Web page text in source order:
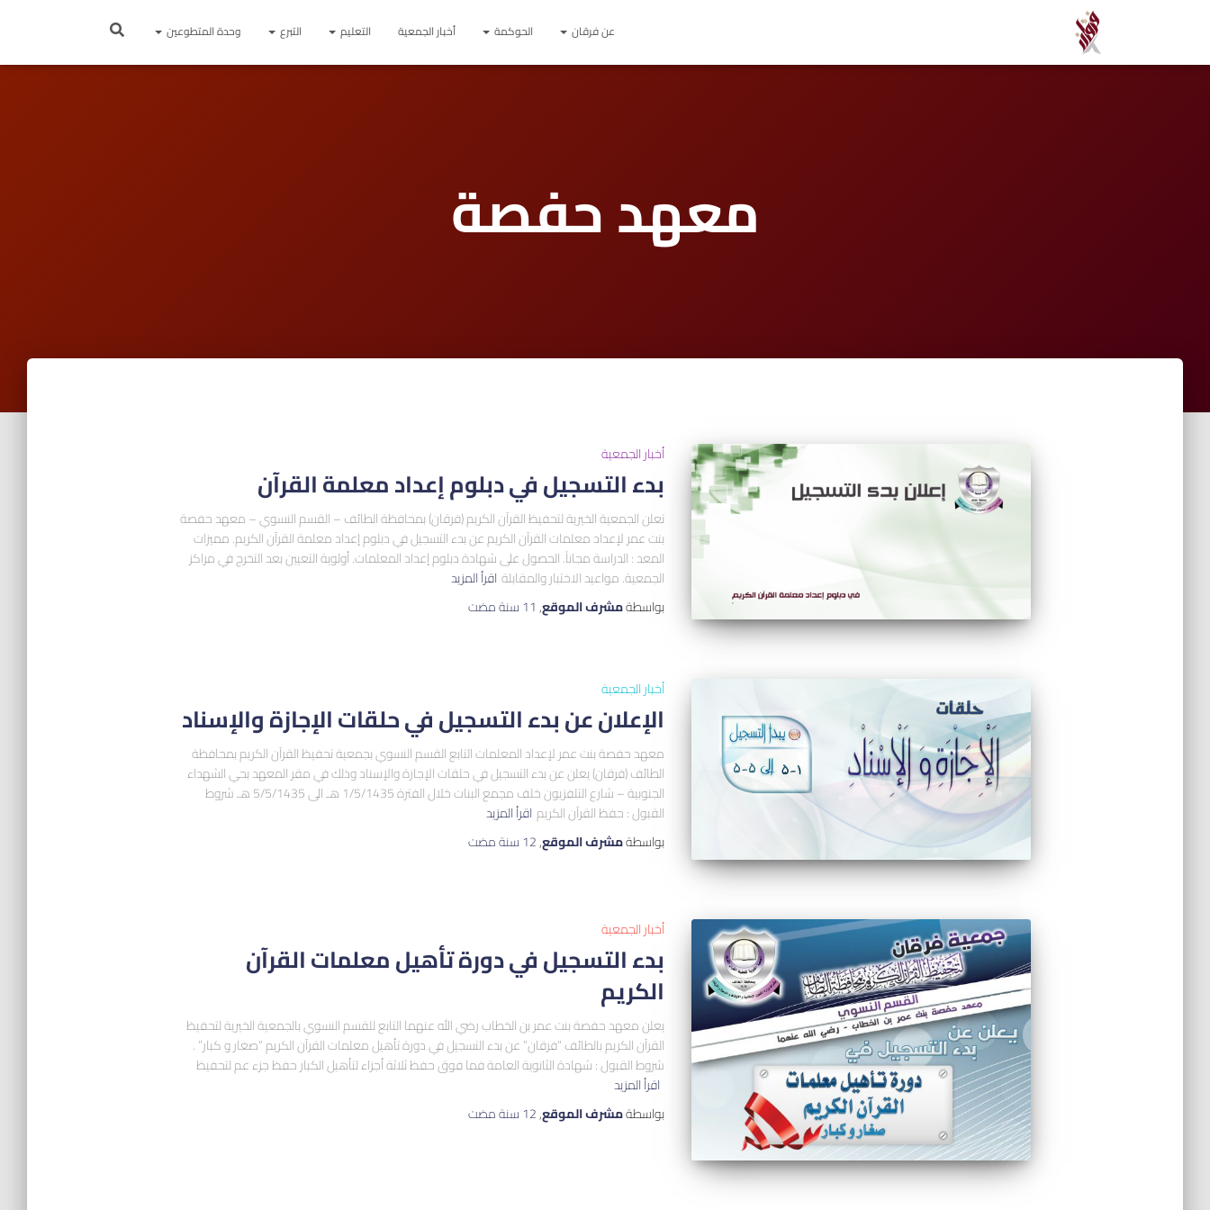
عن فرقان الحوكمة أخبار الجمعية التعليم التبرع وحدة المتطوعين
معهد حفصة
أخبار الجمعية
بدء التسجيل في دبلوم إعداد معلمة القرآن
تعلن الجمعية الخيرية لتحفيظ القرآن الكريم (فرقان) بمحافظة الطائف – القسم النسوي – معهد حفصة
بنت عمر لإعداد معلمات القرآن الكريم عن بدء التسجيل في دبلوم إعداد معلمة القرآن الكريم. مميزات
المعد : الدراسة مجاناً. الحصول على شهادة دبلوم إعداد المعلمات. أولوية التعيين بعد التخرج في مراكز
الجمعية. مواعيد الاختبار والمقابلة اقرأ المزيد
بواسطةمشرف الموقع,11 سنة مضت
أخبار الجمعية
الإعلان عن بدء التسجيل في حلقات الإجازة والإسناد
معهد حفصة بنت عمر لإعداد المعلمات التابع القسم النسوي بجمعية تحفيظ القرآن الكريم بمحافظة
الطائف (فرقان) يعلن عن بدء التسجيل في حلقات الإجازة والإسناد وذلك في مقر المعهد بحي الشهداء
الجنوبية – شارع التلفزيون خلف مجمع البنات خلال الفترة 1/5/1435 هـ الى 5/5/1435 هـ شروط
القبول : حفظ القرآن الكريم اقرأ المزيد
بواسطةمشرف الموقع,12 سنة مضت
أخبار الجمعية
بدء التسجيل في دورة تأهيل معلمات القرآن
الكريم
يعلن معهد حفصة بنت عمر بن الخطاب رضي الله عنهما التابع للقسم النسوي بالجمعية الخيرية لتحفيظ
القرآن الكريم بالطائف “فرقان” عن بدء التسجيل في دورة تأهيل معلمات القرآن الكريم “صغار و كبار” .
شروط القبول : شهادة الثانوية العامة فما فوق حفظ ثلاثة أجزاء لتأهيل الكبار حفظ جزء عم لتحفيظ
اقرأ المزيد
بواسطةمشرف الموقع,12 سنة مضت